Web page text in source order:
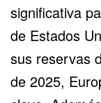
significativa
de Estados
sus reservas
de 2025,